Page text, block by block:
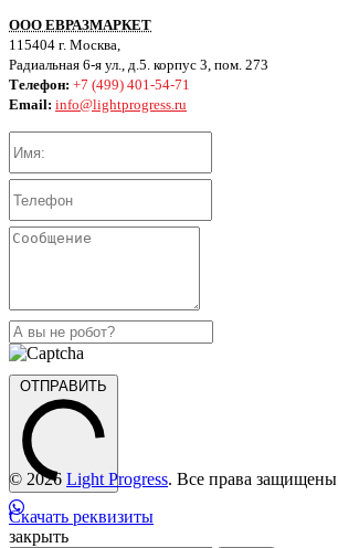
ООО ЕВРАЗМАРКЕТ
115404 г. Москва,
Радиальная 6-я ул., д.5. корпус 3, пом. 273
Телефон: +7 (499) 401-54-71
Email: info@lightprogress.ru
ОТПРАВИТЬ
© 2026 Light Progress. Все права защищены
Скачать реквизиты
закрыть